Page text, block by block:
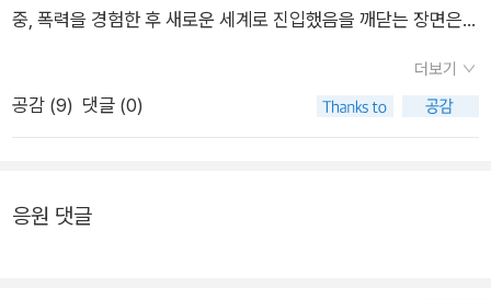
중, 폭력을 경험한 후 새로운 세계로 진입했음을 깨닫는 장면은
고 받아들인 순간조차 조롱당할 거리가 남아있다는 비참함이 주
인공의 처지를 한없이 끌어내린다.이야기를 읽는 사람의 심리도
몹시 위축되고 심란해지고 마는 것이 편혜영 소설의 특징이 아닐
사거니 아니라 현재의 사건이 되었다. 소설을 구상하고 쓸 당시만
더보기
공감 (9) 댓글 (0)
응원 댓글